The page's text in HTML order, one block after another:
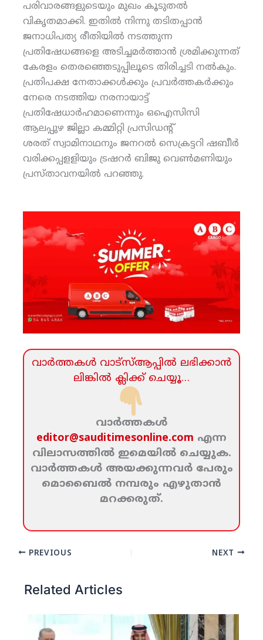
പരിവാരങ്ങളുടെയും മുഖം കൂടുതല്‍
വികൃതമാക്കി. ഇതില്‍ നിന്നു തടിതപ്പാന്‍
ജനാധിപത്യ രീതിയില്‍ നടത്തുന്ന
പ്രതിഷേധങ്ങളെ അടിച്ചമര്‍ത്താന്‍ ശ്രമിക്കുന്നത്
കേരളം തെരഞ്ഞെടുപ്പിലൂടെ തിരിച്ചടി നല്‍കും.
പ്രതിപക്ഷ നേതാക്കള്‍ക്കും പ്രവര്‍ത്തകര്‍ക്കും
നേരെ നടത്തിയ നരനായാട്ട്
പ്രതിഷേധാര്‍ഹമാണെന്നും ഒഐസിസി
ആലപ്പുഴ ജില്ലാ കമ്മിറ്റി പ്രസിഡന്റ്‌
ശരത് സ്വാമിനാഥനും ജനറല്‍ സെക്രട്ടറി ഷബീര്‍
വരിക്കപ്പളളിയും ട്രഷറര്‍ ബിജു വെണ്‍മണിയും
പ്രസ്താവനയില്‍ പറഞ്ഞു.
വാര്‍ത്തകള്‍ വാട്‌സ്‌ആപ്പില്‍ ലഭിക്കാന്‍
ലിങ്കില്‍ ക്ലിക്ക്‌ ചെയ്യൂ…
വാര്‍ത്തകള്‍
editor@sauditimesonline.com എന്ന
വിലാസത്തില്‍ ഇമെയില്‍ ചെയ്യുക.
വാര്‍ത്തകള്‍ അയക്കുന്നവര്‍ പേരും
മൊബൈല്‍ നമ്പരും എഴുതാന്‍
മറക്കരുത്‌.
PREVIOUS NEXT
Related Articles